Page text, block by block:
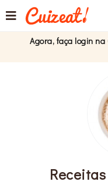
Agora, faça login na